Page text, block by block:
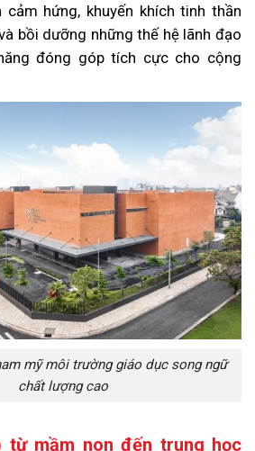
cảm hứng, khuyến khích tinh thần
bồi dưỡng những thế hệ lãnh đạo
đóng góp tích cực cho cộng
mỹ môi trường giáo dục song ngữ
chất lượng cao
từ mầm non đến trung học